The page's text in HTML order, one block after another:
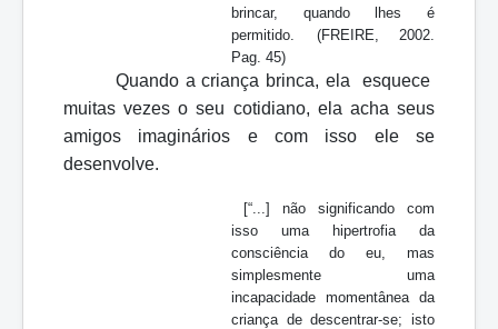
brincar, quando lhes é
permitido.
(FREIRE, 2002.
Pag. 45)
Quando a criança brinca, ela esquece
muitas vezes o seu cotidiano, ela acha seus
amigos imaginários e com isso ele se
desenvolve.
[“...] não significando com
isso uma hipertrofia da
consciência do eu, mas
simplesmente uma
incapacidade momentânea da
criança de descentrar-se; isto